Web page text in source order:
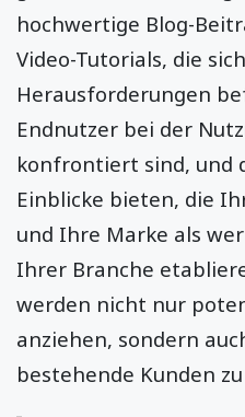
hochwertige Blog-
Video-Tutorials, die
Herausforderungen
Endnutzer bei der
konfrontiert sind, und
Einblicke bieten, die
und Ihre Marke als
Ihrer Branche
werden nicht nur
anziehen, sondern
bestehende Kunden